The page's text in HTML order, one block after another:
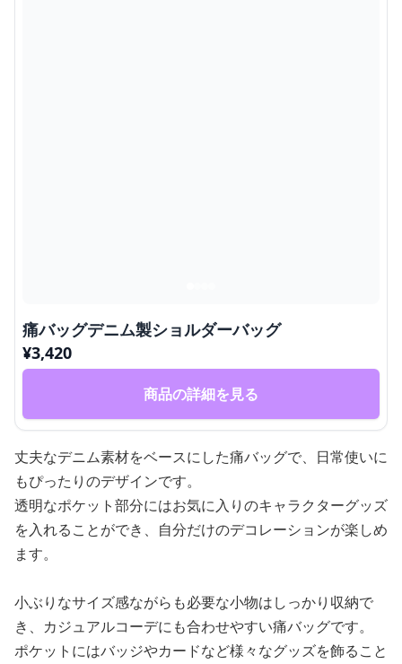
痛バッグデニム製ショルダーバッグ
¥3,420
商品の詳細を見る
丈夫なデニム素材をベースにした痛バッグで、日常使いに
もぴったりのデザインです。
透明なポケット部分にはお気に入りのキャラクターグッズ
を入れることができ、自分だけのデコレーションが楽しめ
ます。
小ぶりなサイズ感ながらも必要な小物はしっかり収納で
き、カジュアルコーデにも合わせやすい痛バッグです。
ポケットにはバッジやカードなど様々なグッズを飾ること